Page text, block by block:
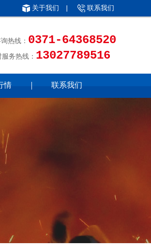
关于我们 联系我们
热线： 0371-64368520
务热线： 13027789516
情 联系我们